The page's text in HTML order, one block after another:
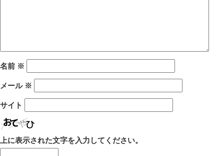
名前 ※
メール ※
サイト
上に表示された文字を入力してください。